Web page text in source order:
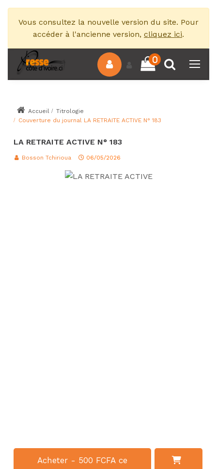
Vous consultez la nouvelle version du site. Pour
accéder à l'ancienne version, cliquez ici.
0
Accueil
Titrologie
Couverture du journal LA RETRAITE ACTIVE N° 183
LA RETRAITE ACTIVE N° 183
Bosson Tchirioua 06/05/2026
Acheter - 500 FCFA ce